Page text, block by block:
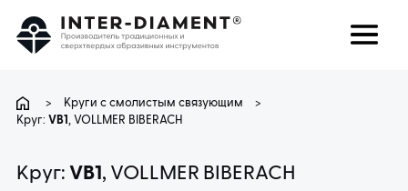
> Круги с смолистым связующим
>
Круг: VB1, VOLLMER BIBERACH
Круг: VB1 , VOLLMER BIBERACH